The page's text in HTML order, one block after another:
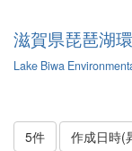
滋賀県琵琶湖
Lake Biwa
5件 作成日時(